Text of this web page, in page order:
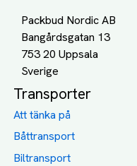
Packbud Nordic AB
Bangårdsgatan 13
753 20 Uppsala
Transporter
Att tänka på
Båttransport
Biltransport